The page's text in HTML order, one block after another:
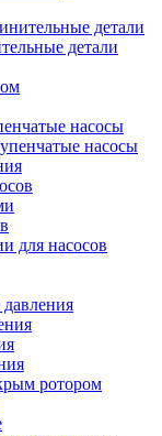
детали
детали
насосы
насосы
для насосов
ротором